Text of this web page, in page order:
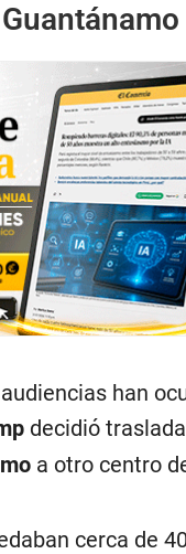
han
decidió
a otro centro
cerca de